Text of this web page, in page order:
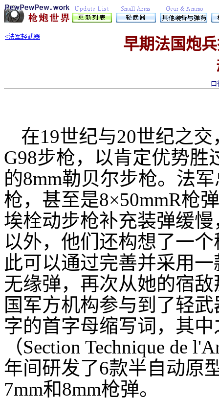
<法军轻武器
早期法国炮
在19世纪与20世纪之
G98步枪，以肯定优势
的8mm勒贝尔步枪。法
枪，甚至是8×50mmR枪
埃栓动步枪补充装弹缓
以外，他们还构想了一
此可以通过完善并采用
无缘弹，再次从她的宿
国军方机构参与到了轻
字的首字母缩写词，其
（Section Technique de
年间研发了6款半自动原
7mm和8mm枪弹。